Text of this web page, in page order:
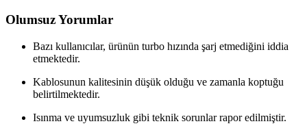
Olumsuz Yorumlar
Bazı kullanıcılar, ürünün turbo hızında şarj etmediğini iddia
etmektedir.
Kablosunun kalitesinin düşük olduğu ve zamanla koptuğu
belirtilmektedir.
Isınma ve uyumsuzluk gibi teknik sorunlar rapor edilmiştir.